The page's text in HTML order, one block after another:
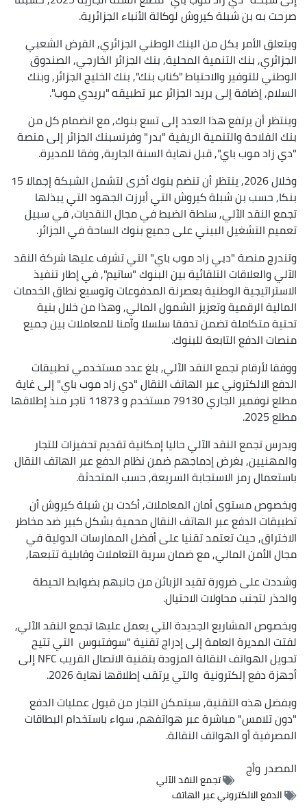
صرحت به بن شبلة كيروش لوكالة الأنباء الجزائرية.
ويتعلق الأمر بكل من البنك الوطني الجزائري, القرض الشعبي
الجزائري, بنك التنمية المحلية, بنك الجزائر الخارجي, الصندوق
الوطني للتوفير والاحتياط "كناب بنك", بنك الخليج الجزائر, وبنك
السلام, إضافة إلى بريد الجزائر عبر تطبيقه "بريدي موب".
وينتظر أن يرتفع هذا العدد إلى تسع بنوك, مع انضمام كل من
بنك الفلاحة والتنمية الريفية "بدر" وفرنسبنك الجزائر إلى منصة
"دي زاد موب باي", قبل نهاية السنة الجارية, وفقا للمديرة.
وخلال 2026, ينتظر أن تنضم بنوك أخرى لتشمل الشبكة إجمالا 15
بنكا, حسب بن شبلة كيروش التي أبرزت الجهود التي يبذلها
تجمع النقد الآلي, سلطة الضبط في مجال النقديات, في سبيل
تعميم التشغيل البيني على جميع بنوك الساحة في الجزائر.
وتندرج منصة "دبي زاد موب باي" التي تشرف عليها شركة النقد
الآلي والعلاقات التلقائية بين البنوك "ساتيم", في إطار تنفيذ
الاستراتيجية الوطنية بعصرنة المدفوعات وتوسيع نطاق الخدمات
المالية الرقمية وتعزيز الشمول المالي, وهذا من خلال بنية
تحتية متكاملة تضمن تدفقا سلسلا وآمنا للمعاملات بين جميع
منصات الدفع التابعة للبنوك.
ووفقا لأرقام تجمع النقد الآلي, بلغ عدد مستخدمي تطبيقات
الدفع الالكتروني عبر الهاتف النقال "دي زاد موب باي" إلى غاية
مطلع نوفمبر الجاري 79130 مستخدم و 11873 تاجر منذ إطلاقها
مطلع 2025.
ويدرس تجمع النقد الآلي حاليا إمكانية تقديم تحفيزات للتجار
والمهنيين, بغرض إدماجهم ضمن نظام الدفع عبر الهاتف النقال
باستعمال رمز الاستجابة السريعة, حسب المتحدثة.
وبخصوص مستوى أمان المعاملات, أكدت بن شبلة كيروش أن
تطبيقات الدفع عبر الهاتف النقال محمية بشكل كبير ضد مخاطر
الاختراق, حيث تعتمد تقنيا على أفضل الممارسات الدولية في
مجال الأمن المالي, مع ضمان سرية التعاملات وقابلية تتبعها,
وشددت على ضرورة تقيد الزبائن من جانبهم بضوابط الحيطة
والحذر لتجنب محاولات الاحتيال.
وبخصوص المشاريع الجديدة التي يعمل عليها تجمع النقد الآلي,
لفتت المديرة العامة إلى إدراج تقنية "سوفتبوس التي تتيح
تحويل الهواتف النقالة المزودة بتقنية الاتصال القريب NFC إلى
أجهزة دفع إلكترونية والتي يرتقب إطلاقها نهاية 2026.
وبفضل هذه التقنية, سيتمكن التجار من قبول عمليات الدفع
"دون تلامس" مباشرة عبر هواتفهم, سواء باستخدام البطاقات
المصرفية أو الهواتف النقالة.
المصدروأج
تجمع النقد الآلي
الدفع الالكتروني عبر الهاتف